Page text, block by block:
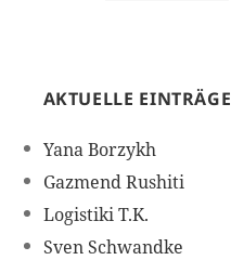
AKTUELLE EINTRÄGE
Yana Borzykh
Gazmend Rushiti
Logistiki T.K.
Sven Schwandke